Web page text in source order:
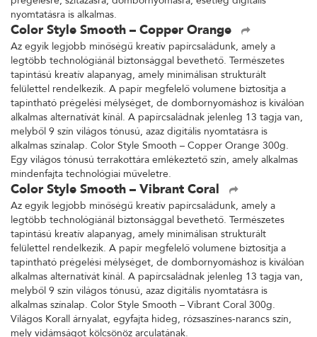
nyomtatásra is alkalmas.
Color Style Smooth – Copper Orange
Az egyik legjobb minőségű kreatív papírcsaládunk, amely a
legtöbb technológiánál biztonsággal bevethető. Természetes
tapintású kreatív alapanyag, amely minimálisan strukturált
felülettel rendelkezik. A papír megfelelő volumene biztosítja a
tapintható prégelési mélységet, de dombornyomáshoz is kiválóan
alkalmas alternatívát kínál. A papírcsaládnak jelenleg 13 tagja van,
melyből 9 szín világos tónusú, azaz digitális nyomtatásra is
alkalmas színalap. Color Style Smooth – Copper Orange 300g.
Egy világos tónusú terrakottára emlékeztető szín, amely alkalmas
mindenfajta technológiai műveletre.
Color Style Smooth – Vibrant Coral
Az egyik legjobb minőségű kreatív papírcsaládunk, amely a
legtöbb technológiánál biztonsággal bevethető. Természetes
tapintású kreatív alapanyag, amely minimálisan strukturált
felülettel rendelkezik. A papír megfelelő volumene biztosítja a
tapintható prégelési mélységet, de dombornyomáshoz is kiválóan
alkalmas alternatívát kínál. A papírcsaládnak jelenleg 13 tagja van,
melyből 9 szín világos tónusú, azaz digitális nyomtatásra is
alkalmas színalap. Color Style Smooth – Vibrant Coral 300g.
Világos Korall árnyalat, egyfajta hideg, rózsaszínes-narancs szín,
mely vidámságot kölcsönöz arculatának.